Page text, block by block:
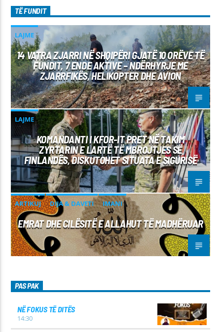
TË FUNDIT
LAJME
14 VATRA ZJARRI NË SHQIPËRI GJATË 10 ORËVE TË
FUNDIT, 7 ENDE AKTIVE – NDËRHYRJE ME
ZJARRFIKËS, HELIKOPTER DHE AVION
LAJME
KOMANDANTI I KFOR-IT PRET NË TAKIM
ZYRTARIN E LARTË TË MBROJTJES SË
FINLANDËS, DISKUTOHET SITUATA E SIGURISË
ARTIKUJ DIJA & DAVETI IMANI
EMRAT DHE CILËSITË E ALLAHUT TË MADHËRUAR
PAS PAK
NË FOKUS TË DITËS
14:30